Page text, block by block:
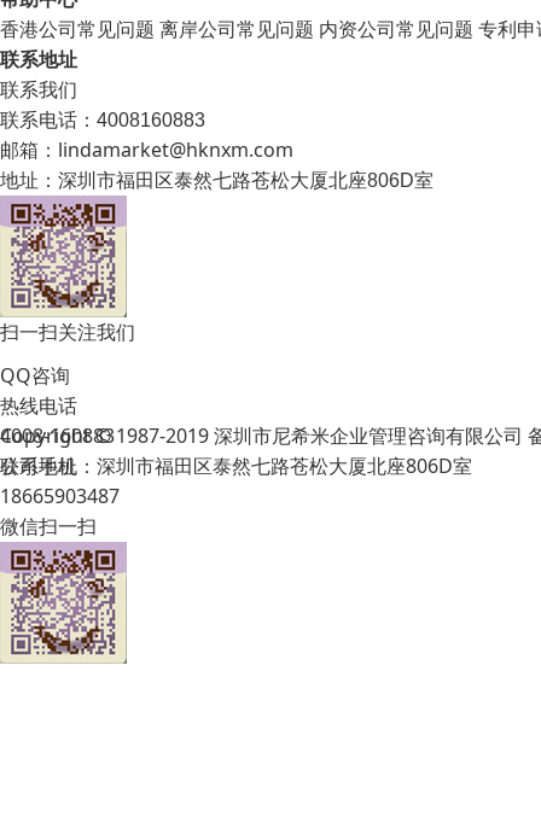
香港公司常见问题 离岸公司常见问题 内资公司常见问题 专利
联系地址
联系我们
联系电话：4008160883
邮箱：lindamarket@hknxm.com
地址： 深圳市福田区泰然七路苍松大厦北座806D室
扫一扫关注我们
Copyright © 1987-2019 深圳市尼希米企业管理咨询有限公司
公司地址：深圳市福田区泰然七路苍松大厦北座806D室
QQ咨询
热线电话
4008-160883
联系手机
18665903487
微信扫一扫